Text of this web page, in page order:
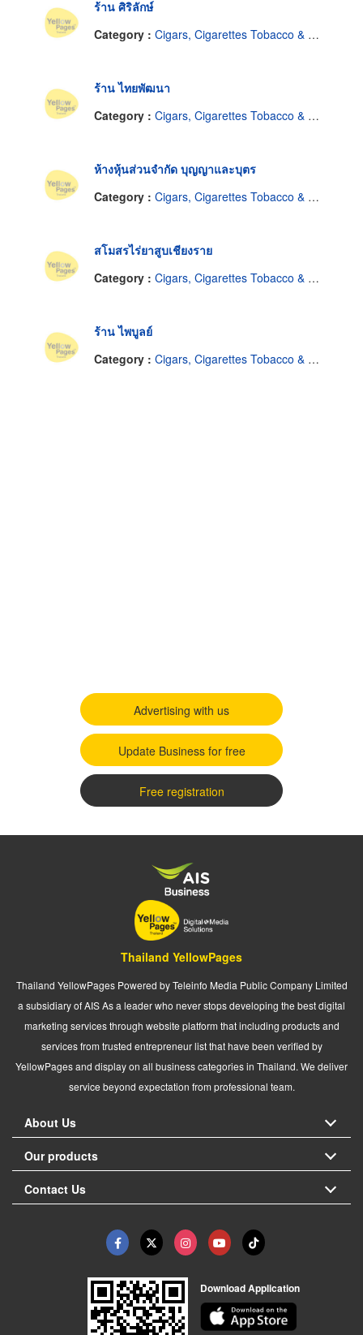
ร้าน ศิริลักษ์
Category : Cigars, Cigarettes Tobacco & Equipment-Dealers
ร้าน ไทยพัฒนา
Category : Cigars, Cigarettes Tobacco & Equipment-Dealers
ห้างหุ้นส่วนจำกัด บุญญาและบุตร
Category : Cigars, Cigarettes Tobacco & Equipment-Dealers
สโมสรไร่ยาสูบเชียงราย
Category : Cigars, Cigarettes Tobacco & Equipment-Dealers
ร้าน ไพบูลย์
Category : Cigars, Cigarettes Tobacco & Equipment-Dealers
Advertising with us
Update Business for free
Free registration
Thailand YellowPages
Thailand YellowPages Powered by Teleinfo Media Public Company Limited
a subsidiary of AIS As a leader who never stops developing the best digital
marketing services through website platform that including products and
services from trusted entrepreneur list that have been verified by
YellowPages and display on all business categories in Thailand. We deliver
service beyond expectation from professional team.
About Us
Our products
Contact Us
Download Application